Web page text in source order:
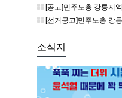
[공고]민주노총 강릉지역
[선거공고]민주노총 강릉지역지
소식지